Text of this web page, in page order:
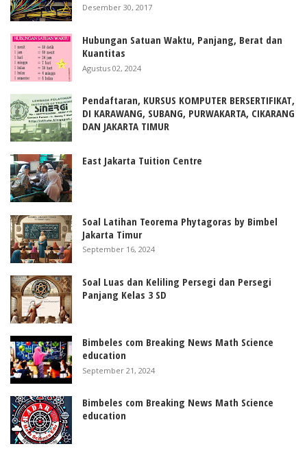
Desember 30, 2017
Hubungan Satuan Waktu, Panjang, Berat dan
Kuantitas
Agustus 02, 2024
Pendaftaran, KURSUS KOMPUTER BERSERTIFIKAT,
DI KARAWANG, SUBANG, PURWAKARTA, CIKARANG
DAN JAKARTA TIMUR
East Jakarta Tuition Centre
Soal Latihan Teorema Phytagoras by Bimbel
Jakarta Timur
September 16, 2024
Soal Luas dan Keliling Persegi dan Persegi
Panjang Kelas 3 SD
Bimbeles com Breaking News Math Science
education
September 21, 2024
Bimbeles com Breaking News Math Science
education